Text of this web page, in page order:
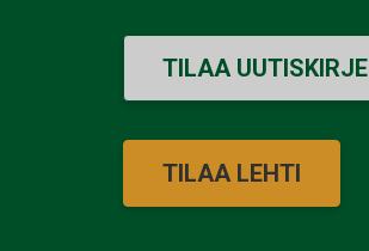
TILAA UUTISKIRJE
TILAA LEHTI